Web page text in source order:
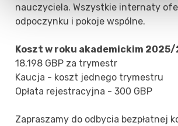
nauczyciela. Wszystkie internaty
odpoczynku i pokoje wspólne.
Koszt w roku akademickim
18.198 GBP za trymestr
Kaucja - koszt jednego trymestru
Opłata rejestracyjna - 300 GBP
Zapraszamy do odbycia bezpłatnej